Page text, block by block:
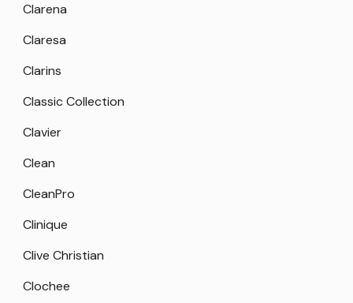
Clarena
Claresa
Clarins
Classic Collection
Clavier
Clean
CleanPro
Clinique
Clive Christian
Clochee